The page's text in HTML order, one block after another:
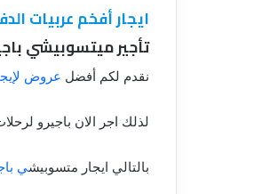
ايجار أفخم عربيات الدفع
تأجير ميتسوبيشي باجيرو 4×4 لرحلات نويبع بأقل
نقدم لكم أفضل عروض
لذلك اجر الان باجيرو
بالتالي ايجار متسوبيشي